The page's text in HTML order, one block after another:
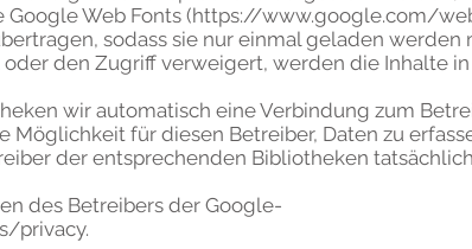
Web Fonts (https://www.google.com/
sodass sie nur einmal geladen werden
den Zugriff verweigert, werden die Inhalte
wir automatisch eine Verbindung zum
für diesen Betreiber, Daten zu
der entsprechenden Bibliotheken
des Betreibers der Google-
privacy.